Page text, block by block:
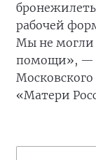
рабочей
Мы не могли
помощи», —
«Матери